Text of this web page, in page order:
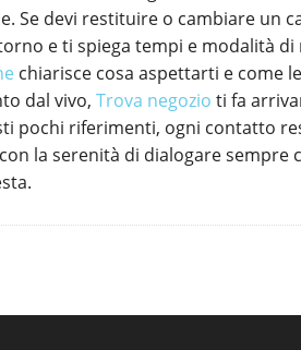
Se devi restituire o cambiare un
e ti spiega tempi e modalità
chiarisce cosa aspettarti e come
dal vivo, Trova negozio ti fa
pochi riferimenti, ogni contatto
la serenità di dialogare sempre